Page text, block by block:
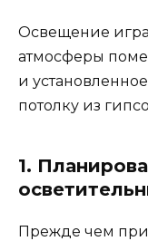
Освещение
атмосферы
и
потолку из
1.
Прежде чем